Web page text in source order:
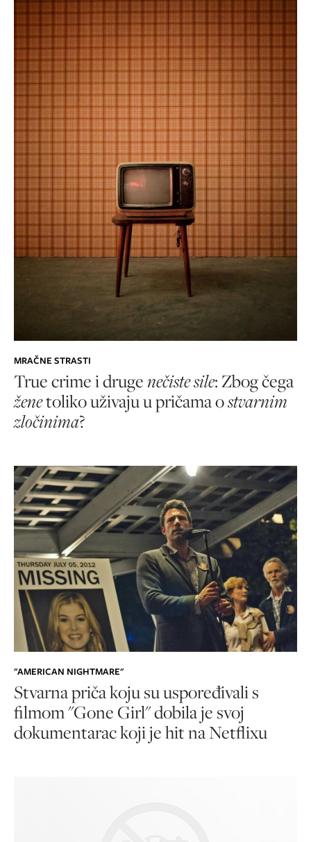
MRAČNE STRASTI
True crime i drugenečiste sile: Zbog čega
ženetoliko uživaju u pričama ostvarnim
zločinima?
"AMERICAN NIGHTMARE"
Stvarna priča koju su uspoređivali s
filmom "Gone Girl" dobila je svoj
dokumentarac koji je hit na Netflixu